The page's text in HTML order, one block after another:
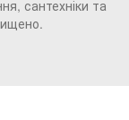
сантехніки та